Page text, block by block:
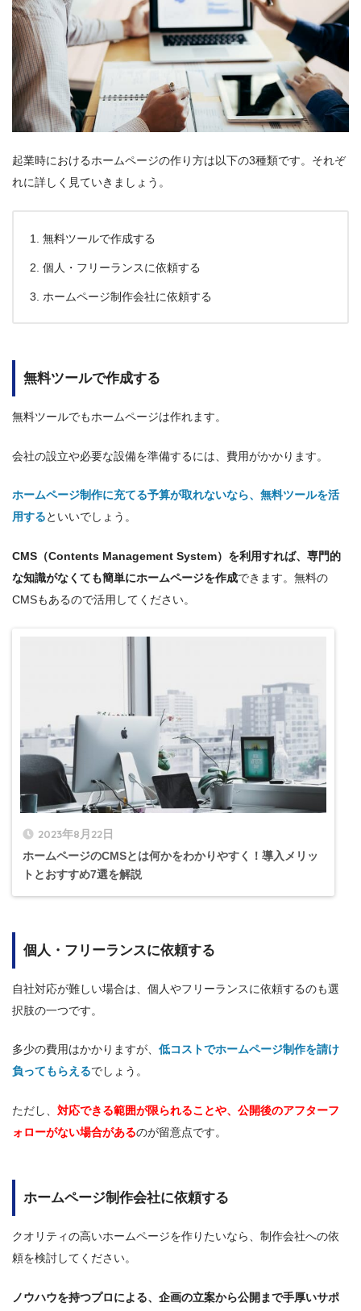
起業時におけるホームページの作り方は以下の3種類です。それぞ
れに詳しく見ていきましょう。
無料ツールで作成する
個人・フリーランスに依頼する
ホームページ制作会社に依頼する
無料ツールで作成する
無料ツールでもホームページは作れます。
会社の設立や必要な設備を準備するには、費用がかかります。
ホームページ制作に充てる予算が取れないなら、無料ツールを活
用するといいでしょう。
CMS（Contents Management System）を利用すれば、専門的
な知識がなくても簡単にホームページを作成できます。無料の
CMSもあるので活用してください。
2023年8月22日
ホームページのCMSとは何かをわかりやすく！導入メリッ
トとおすすめ7選を解説
個人・フリーランスに依頼する
自社対応が難しい場合は、個人やフリーランスに依頼するのも選
択肢の一つです。
多少の費用はかかりますが、 低コストでホームページ制作を請け
負ってもらえるでしょう。
ただし、 対応できる範囲が限られることや、公開後のアフターフ
ォローがない場合があるのが留意点です。
ホームページ制作会社に依頼する
クオリティの高いホームページを作りたいなら、制作会社への依
頼を検討してください。
ノウハウを持つプロによる、企画の立案から公開まで手厚いサポ